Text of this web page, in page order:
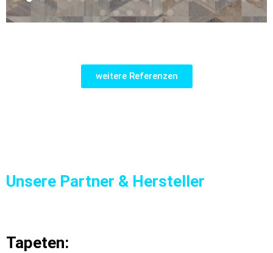
weitere Referenzen
Unsere Partner & Hersteller
Tapeten: